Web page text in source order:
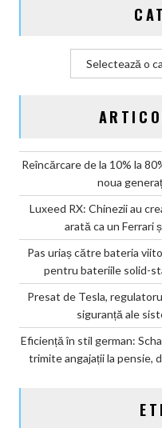
Reîncărcare de la 10% la
noua
Luxeed RX: Chinezii au
arată ca un Ferrari
Pas uriaș către bateria
pentru bateriile solid-
Presat de Tesla,
siguranță ale
Eficiență în stil german:
trimite angajații la pensie,